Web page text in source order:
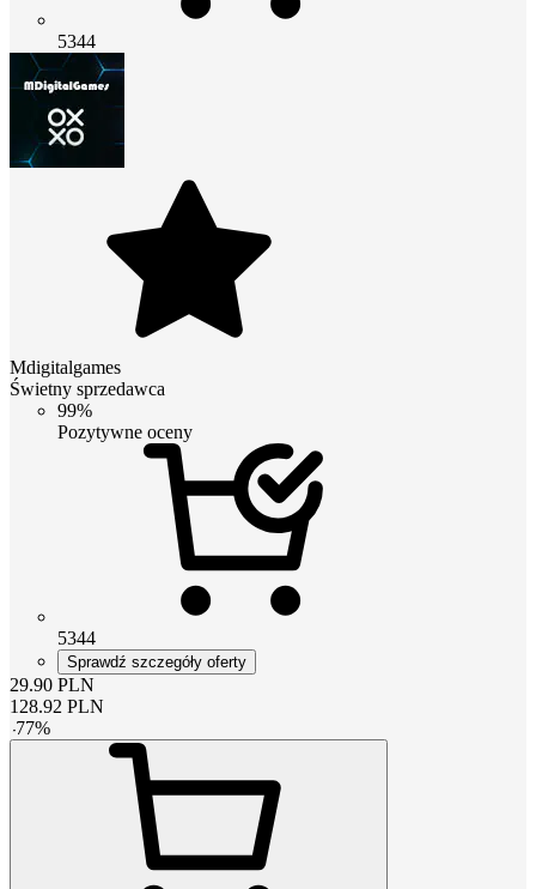
5344
Mdigitalgames
Świetny sprzedawca
99%
Pozytywne oceny
5344
Sprawdź szczegóły oferty
29.90 PLN
128.92 PLN
-77%